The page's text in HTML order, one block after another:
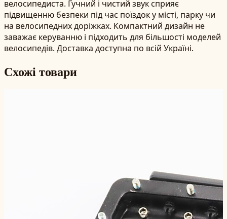
велосипедиста. Гучний і чистий звук сприяє
підвищенню безпеки під час поїздок у місті, парку чи
на велосипедних доріжках. Компактний дизайн не
заважає керуванню і підходить для більшості моделей
велосипедів. Доставка доступна по всій Україні.
Схожі товари